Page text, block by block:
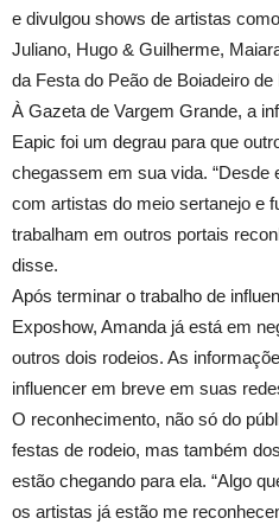
e divulgou shows de artistas
Juliano, Hugo & Guilherme,
da Festa do Peão de Boiadeiro de
À Gazeta de Vargem Grande, a
Eapic foi um degrau para que
chegassem em sua vida. “Desde
com artistas do meio sertanejo e
trabalham em outros portais
disse.
Após terminar o trabalho de
Exposhow, Amanda já está em
outros dois rodeios. As
influencer em breve em suas
O reconhecimento, não só do
festas de rodeio, mas também
estão chegando para ela. “Algo
os artistas já estão me